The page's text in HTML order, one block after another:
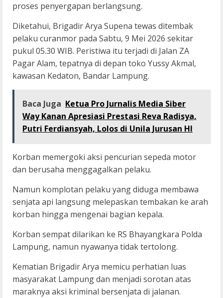
proses penyergapan berlangsung.
Diketahui, Brigadir Arya Supena tewas ditembak
pelaku curanmor pada Sabtu, 9 Mei 2026 sekitar
pukul 05.30 WIB. Peristiwa itu terjadi di Jalan ZA
Pagar Alam, tepatnya di depan toko Yussy Akmal,
kawasan Kedaton, Bandar Lampung.
Baca Juga Ketua Pro Jurnalis Media Siber
Way Kanan Apresiasi Prestasi Reva Radisya,
Putri Ferdiansyah, Lolos di Unila Jurusan HI
Korban memergoki aksi pencurian sepeda motor
dan berusaha menggagalkan pelaku.
Namun komplotan pelaku yang diduga membawa
senjata api langsung melepaskan tembakan ke arah
korban hingga mengenai bagian kepala.
Korban sempat dilarikan ke RS Bhayangkara Polda
Lampung, namun nyawanya tidak tertolong.
Kematian Brigadir Arya memicu perhatian luas
masyarakat Lampung dan menjadi sorotan atas
maraknya aksi kriminal bersenjata di jalanan.